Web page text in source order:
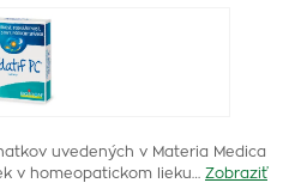
uvedených v Materia Medica
v homeopatickom lieku…
Zobraziť